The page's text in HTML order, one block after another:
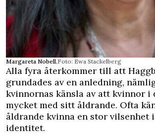
Margareta Nobell.Foto: Ewa Stackelberg
Alla fyra återkommer till att
grundades av en anledning,
kvinnornas känsla av att kvinnor i
mycket med sitt åldrande. Ofta
åldrande kvinna en stor vilsenhet
identitet.